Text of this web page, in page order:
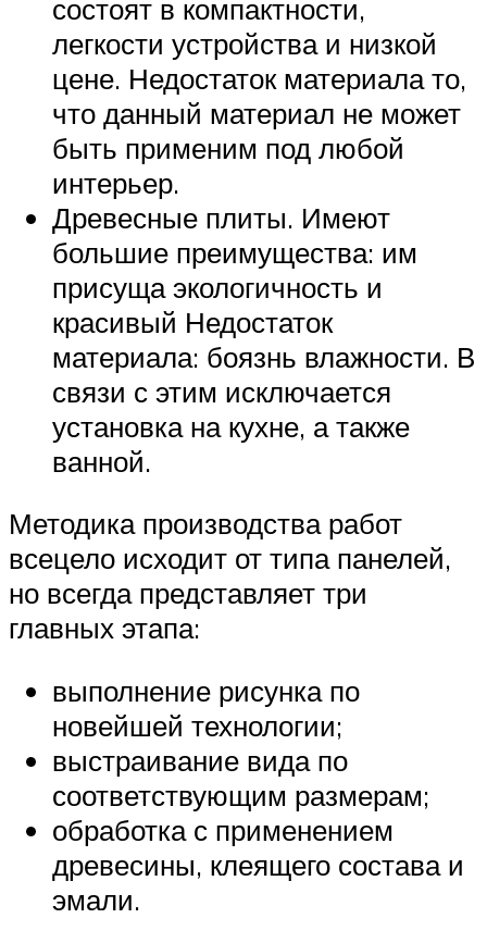
состоят в компактности,
легкости устройства и низкой
цене. Недостаток материала то,
что данный материал не может
быть применим под любой
интерьер.
Древесные плиты. Имеют
большие преимущества: им
присуща экологичность и
красивый Недостаток
материала: боязнь влажности. В
связи с этим исключается
установка на кухне, а также
ванной.
Методика производства работ
всецело исходит от типа панелей,
но всегда представляет три
главных этапа:
выполнение рисунка по
новейшей технологии;
выстраивание вида по
соответствующим размерам;
обработка с применением
древесины, клеящего состава и
эмали.